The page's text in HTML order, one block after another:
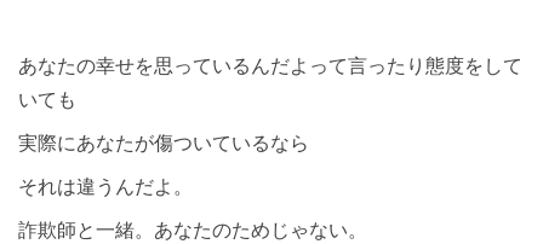
あなたの幸せを思っているんだよって言ったり態度をして
いても
実際にあなたが傷ついているなら
それは違うんだよ。
詐欺師と一緒。あなたのためじゃない。